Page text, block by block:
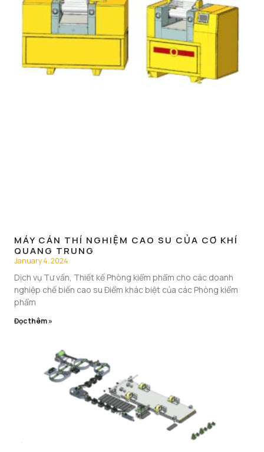
MÁY CÁN THÍ NGHIỆM CAO SU CỦA CƠ KHÍ
QUANG TRUNG
January 4, 2024
Dịch vụ Tư vấn, Thiết kế Phòng kiểm phẩm cho các doanh
nghiệp chế biến cao su Điểm khác biệt của các Phòng kiểm
phẩm
Đọc thêm »